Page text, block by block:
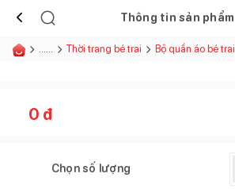
Thông tin sản phẩm
...... Thời trang bé trai Bộ quần áo bé trai
0 đ
Chọn số lượng